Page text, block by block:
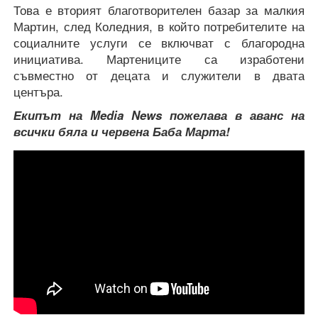
Това е вторият благотворителен базар за малкия
Мартин, след Коледния, в който потребителите на
социалните услуги се включват с благородна
инициатива. Мартениците са изработени
съвместно от децата и служители в двата
центъра.
Екипът на Media News пожелава в аванс на
всички бяла и червена Баба Марта!